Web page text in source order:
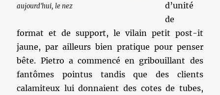
aujourd'hui, le nez
d’unité
de
format et de support, le vilain petit post-it
jaune, par ailleurs bien pratique pour penser
bête. Pietro a commencé en gribouillant des
fantômes pointus tandis que des clients
calamiteux lui donnaient des cotes de tubes,